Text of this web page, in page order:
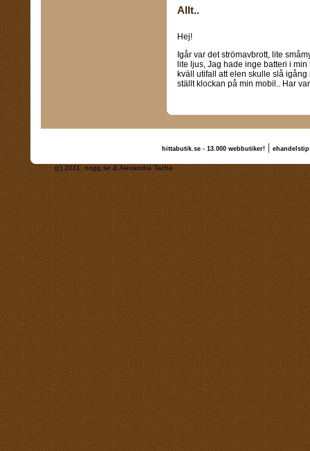
Allt..
Hej!
Igår var det strömavbrott, lite
lite ljus, Jag hade inge batteri i
kväll utifall att elen skulle slå
ställt klockan på min mobil.. Har
hittabutik.se - 13.000 webbutiker!|
(c) 2011, nogg.se & Alexandra Tache